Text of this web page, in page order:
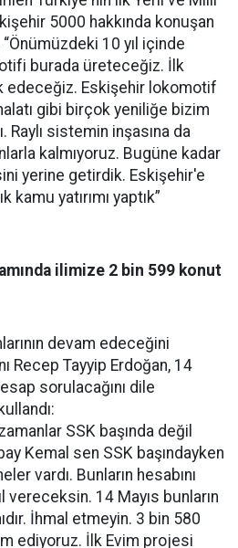
5000 hakkında konuşan
10 yıl içinde
burada üreteceğiz. İlk
edeceğiz. Eskişehir lokomotif
gibi birçok yeniliğe bizim
Raylı sistemin inşasına da
kalmıyoruz. Bugüne kadar
yerine getirdik. Eskişehir'e
yatırımı yaptık”
ilimize 2 bin 599 konut
devam edeceğini
Recep Tayyip Erdoğan, 14
sorulacağını dile
SSK başında değil
Kemal sen SSK başındayken
vardı. Bunların hesabını
vereceksin. 14 Mayıs bunların
İhmal etmeyin. 3 bin 580
ediyoruz. İlk Evim projesi